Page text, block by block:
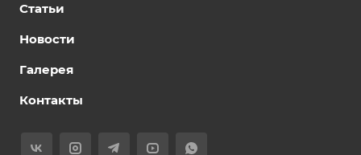
Статьи
Новости
Галерея
Контакты